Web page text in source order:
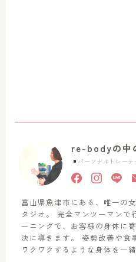
re-bodyの中
パーソナルトレー
富山県魚津市にある、唯一の
タジオ。 完全マンツーマンで
ーニングで、お客様の身体に
決に導きます。 姿勢改善や食
ワクワクするような身体を一